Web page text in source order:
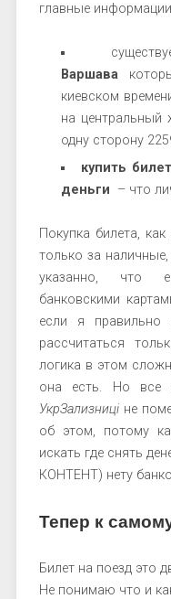
главные
Варшава
киевском
на центральный
одну сторону
купить
деньги – что
Покупка билета,
только за
указанно, что
банковскими
если я правильно
рассчитаться
логика в этом
она есть. Но все
УкрЗализниціне
об этом, потому
искать где снять
КОНТЕНТ) нету
Тепер к
Билет на поезд это
Не понимаю что и